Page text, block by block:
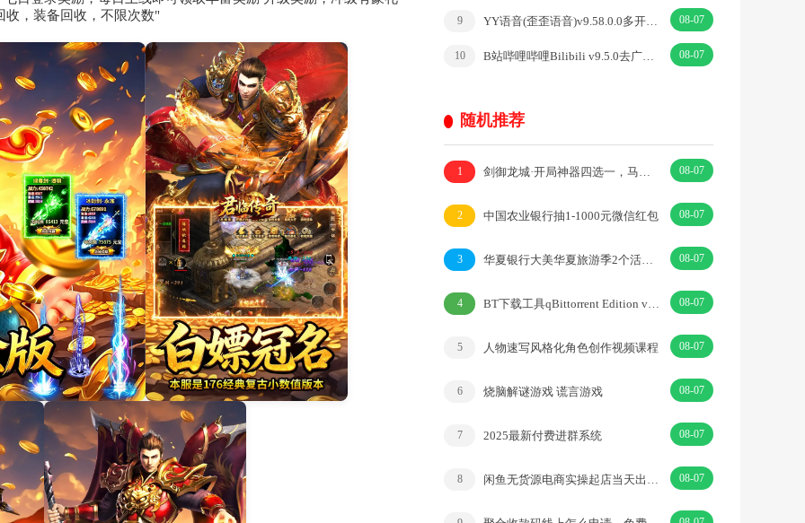
收，装备回收，不限次数"
9 YY语音(歪歪语音)v9.58.0.0多开去广告绿色版 08-07
10 B站哔哩哔哩Bilibili v9.5.0去广告内置漫游模块版 08-07
随机推荐
1 剑御龙城·开局神器四选一，马年好运生莲开。·|传奇·动作·RPG 08-07
2 中国农业银行抽1-1000元微信红包 08-07
3 华夏银行大美华夏旅游季2个活动领1元微信立减金+京东卡+能量积分 08-07
4 BT下载工具qBittorrent Edition v5.2.3便携增强版 08-07
5 人物速写风格化角色创作视频课程 08-07
6 烧脑解谜游戏 谎言游戏 08-07
7 2025最新付费进群系统 08-07
8 闲鱼无货源电商实操起店当天出单手把手教会你 08-07